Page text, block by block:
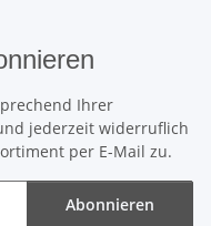
Ihrer
jederzeit widerruflich
per E-Mail zu.
Abonnieren